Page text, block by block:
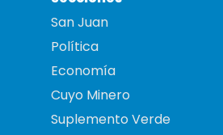
San Juan
Política
Economía
Cuyo Minero
Suplemento Verde